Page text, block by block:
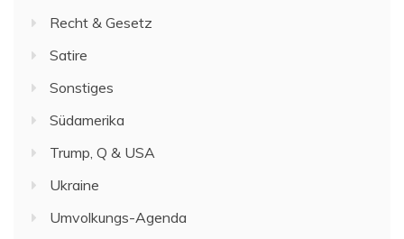
Recht & Gesetz
Satire
Sonstiges
Südamerika
Trump, Q & USA
Ukraine
Umvolkungs-Agenda